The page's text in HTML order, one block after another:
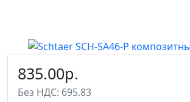
835.00р.
Без НДС: 695.83